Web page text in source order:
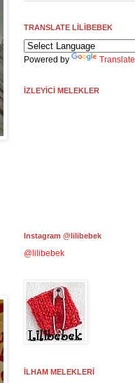
TRANSLATE LİLİBEBEK
Powered by Translate
İZLEYİCİ MELEKLER
Instagram @lilibebek
@lilibebek
İLHAM MELEKLERİ